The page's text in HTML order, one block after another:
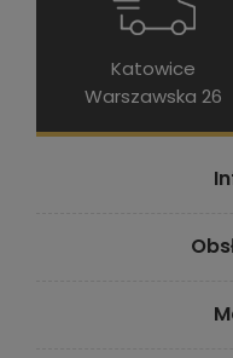
Katowice
Warszawska 26